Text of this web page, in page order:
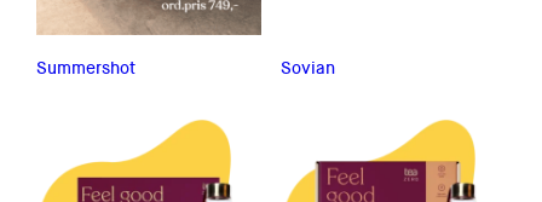
Summershot Sovian